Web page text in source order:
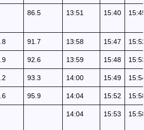
86.5 13:51 15:40
91.7 13:58 15:47
92.6 13:59 15:48
93.3 14:00 15:49
95.9 14:04 15:52
14:04 15:53